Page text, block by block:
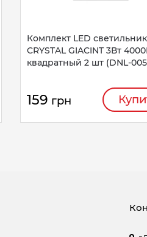
Комплект LED
CRYSTAL GIACINT 3Вт
квадратный 2 шт (DNL-
159 грн